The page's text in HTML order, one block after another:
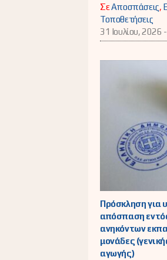
ΣεΑποσπάσεις,
Τοποθετήσεις
31 Ιουλίου, 2026 -
Πρόσκληση για
απόσπαση
ανηκόντων
μονάδες
αγωγής)